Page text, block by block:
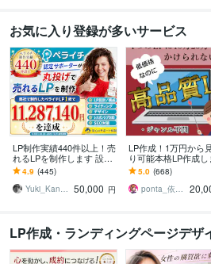
お気に入り登録が多いサービス
LP制作実績440件以上！売
れるLPを制作します 設
計、構成からライティン
グ、デザインまで全て丸
投げ対応可能！
4.9 (445)
Yuki_Kanamaru 50,000 円
LP作成！1万円から
り可能本格LP作成し
元広告代理店勤務、
フィリエイターがLP
★サンプルあり
5.0 (668)
ponta_依頼多数のため返信遅れます
LP作成・ランディングページデザ